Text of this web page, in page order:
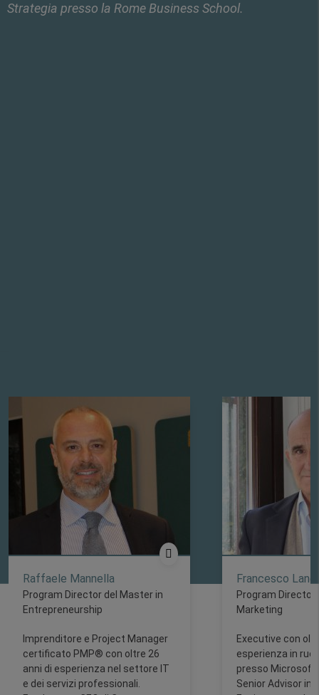
Strategia presso la Rome Business School.
Raffaele Mannella
Program Director del Master in
Entrepreneurship
Imprenditore e Project Manager
certificato PMP® con oltre 26
anni di esperienza nel settore IT
e dei servizi professionali.
Francesco
Program Director
Marketing
Executive con
esperienza in
presso Microsoft,
Senior Advisor in